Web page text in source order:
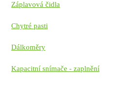
Záplavová čidla
Chytré pasti
Dálkoměry
Kapacitní snímače - zaplnění